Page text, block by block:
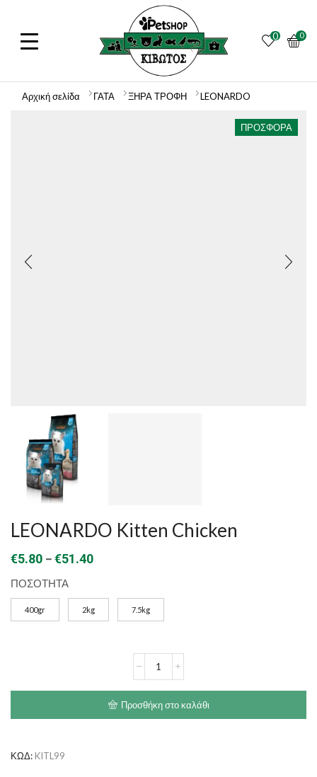
0 0
Αρχική σελίδα ΓΑΤΑ ΞΗΡΑ ΤΡΟΦΗ LEONARDO
ΠΡΟΣΦΟΡΆ
LEONARDO Kitten Chicken
€5.80 –€51.40Price
€5.80
through
ΠΟΣΟΤΗΤΑ
400gr 2kg 7.5kg
Kitten
Προσθήκη στο καλάθι
ΚΩΔ: KITL99